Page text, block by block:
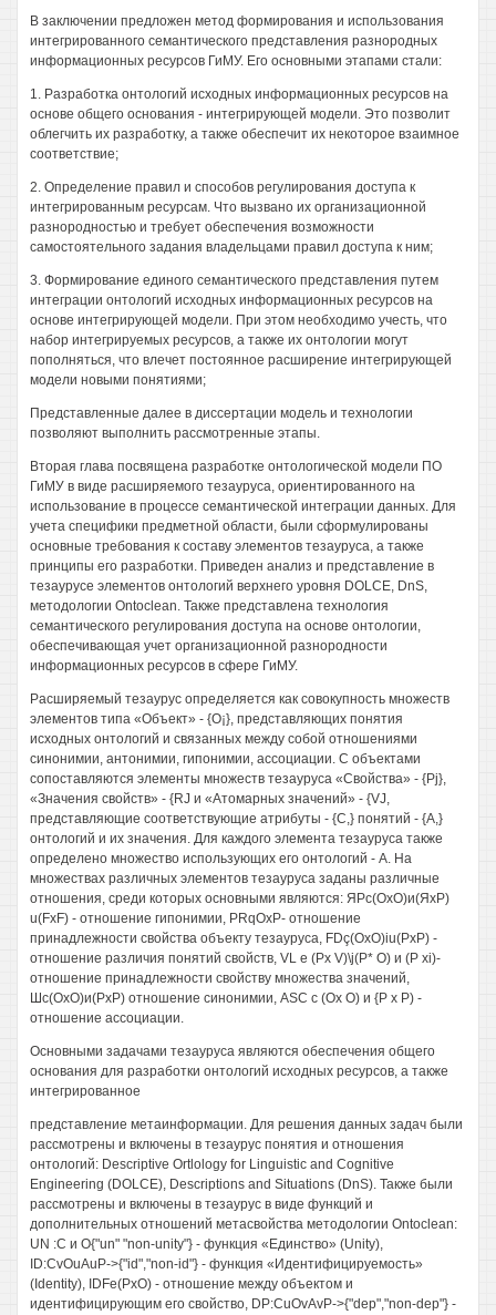
В заключении предложен метод формирования и использования
интегрированного семантического представления разнородных
информационных ресурсов ГиМУ. Его основными этапами стали:
1. Разработка онтологий исходных информационных ресурсов на
основе общего основания - интегрирующей модели. Это позволит
облегчить их разработку, а также обеспечит их некоторое взаимное
соответствие;
2. Определение правил и способов регулирования доступа к
интегрированным ресурсам. Что вызвано их организационной
разнородностью и требует обеспечения возможности
самостоятельного задания владельцами правил доступа к ним;
3. Формирование единого семантического представления путем
интеграции онтологий исходных информационных ресурсов на
основе интегрирующей модели. При этом необходимо учесть, что
набор интегрируемых ресурсов, а также их онтологии могут
пополняться, что влечет постоянное расширение интегрирующей
модели новыми понятиями;
Представленные далее в диссертации модель и технологии
позволяют выполнить рассмотренные этапы.
Вторая глава посвящена разработке онтологической модели ПО
ГиМУ в виде расширяемого тезауруса, ориентированного на
использование в процессе семантической интеграции данных. Для
учета специфики предметной области, были сформулированы
основные требования к составу элементов тезауруса, а также
принципы его разработки. Приведен анализ и представление в
тезаурусе элементов онтологий верхнего уровня DOLCE, DnS,
методологии Ontoclean. Также представлена технология
семантического регулирования доступа на основе онтологии,
обеспечивающая учет организационной разнородности
информационных ресурсов в сфере ГиМУ.
Расширяемый тезаурус определяется как совокупность множеств
элементов типа «Объект» - {О¡}, представляющих понятия
исходных онтологий и связанных между собой отношениями
синонимии, антонимии, гипонимии, ассоциации. С объектами
сопоставляются элементы множеств тезауруса «Свойства» - {Pj},
«Значения свойств» - {RJ и «Атомарных значений» - {VJ,
представляющие соответствующие атрибуты - {С,} понятий - {А,}
онтологий и их значения. Для каждого элемента тезауруса также
определено множество использующих его онтологий - А. На
множествах различных элементов тезауруса заданы различные
отношения, среди которых основными являются: ЯРс(ОхО)и(ЯхР)
u(FxF) - отношение гипонимии, PRqOxP- отношение
принадлежности свойства объекту тезауруса, FDç(OxO)iu(PxP) -
отношение различия понятий свойств, VL е (Рх V)\j(P* О) и (Р xi)-
отношение принадлежности свойству множества значений,
Шс(ОхО)и(РхР) отношение синонимии, ASC с (Ох О) и {Р х Р) -
отношение ассоциации.
Основными задачами тезауруса являются обеспечения общего
основания для разработки онтологий исходных ресурсов, а также
интегрированное
представление метаинформации. Для решения данных задач были
рассмотрены и включены в тезаурус понятия и отношения
онтологий: Descriptive Ortlology for Linguistic and Cognitive
Engineering (DOLCE), Descriptions and Situations (DnS). Также были
рассмотрены и включены в тезаурус в виде функций и
дополнительных отношений метасвойства методологии Ontoclean:
UN :С и О{"un" "non-unity"} - функция «Единство» (Unity),
ID:CvOuAuP->{"id","non-id"} - функция «Идентифицируемость»
(Identity), IDFe(PxO) - отношение между объектом и
идентифицирующим его свойство, DP:CuOvAvP->{"dep","non-dep"} -